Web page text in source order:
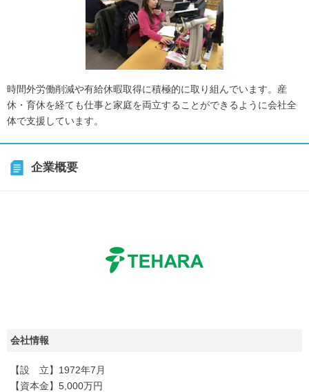
時間外労働削減や有給休暇取得に積極的に取り組んでいます。産
休・育休を経ても仕事と家庭を両立することができるように会社全
体で支援しています。
企業概要
会社情報
【設 立】1972年7月
【資本金】5,000万円